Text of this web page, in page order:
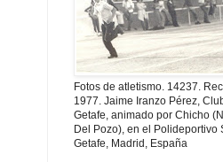
Fotos de atletismo. 14237.
1977. Jaime Iranzo Pérez,
Getafe, animado por Chicho
Del Pozo), en el Polideportivo
Getafe, Madrid, España